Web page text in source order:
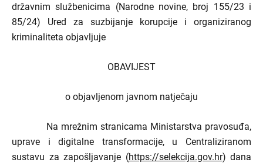
državnim službenicima (Narodne novine, broj 155/23 i
85/24) Ured za suzbijanje korupcije i organiziranog
kriminaliteta objavljuje
OBAVIJEST
o objavljenom javnom natječaju
Na mrežnim stranicama Ministarstva pravosuđa,
uprave i digitalne transformacije, u Centraliziranom
sustavu za zapošljavanje (https://selekcija.gov.hr) dana